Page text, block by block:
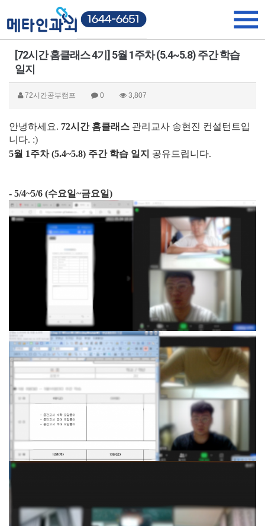
[72시간 홈클래스 4기] 5월 1주차 (5.4~5.8) 주간 학습
일지
72시간공부캠프 0 3,807
안녕하세요. 72시간 홈클래스 관리교사 송현진 컨설턴트입
니다. :)
5월 1주차 (5.4~5.8) 주간 학습 일지 공유드립니다.
- 5/4~5/6 (수요일~금요일)